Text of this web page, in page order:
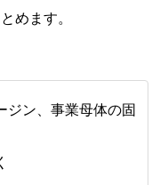
めます。
ジン、事業母体の固